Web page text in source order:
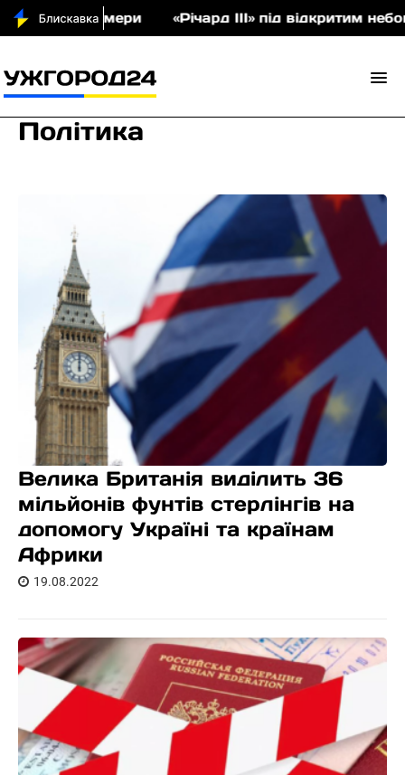
«Річард ІІІ» під відкритим небом: у
Політика
Велика Британія виділить 36
мільйонів фунтів стерлінгів на
допомогу Україні та країнам
Африки
19.08.2022